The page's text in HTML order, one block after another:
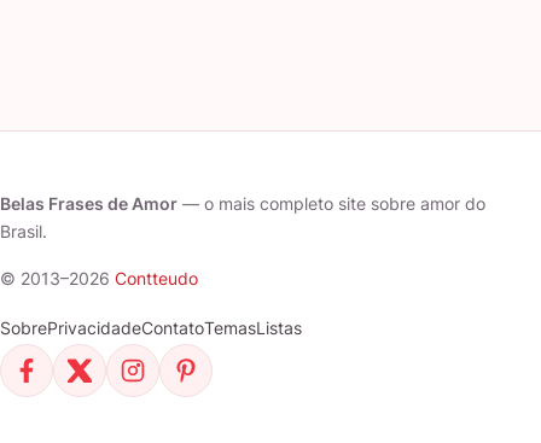
Belas Frases de Amor — o mais completo site sobre amor do
Brasil.
© 2013–2026 Contteudo
SobrePrivacidadeContatoTemasListas